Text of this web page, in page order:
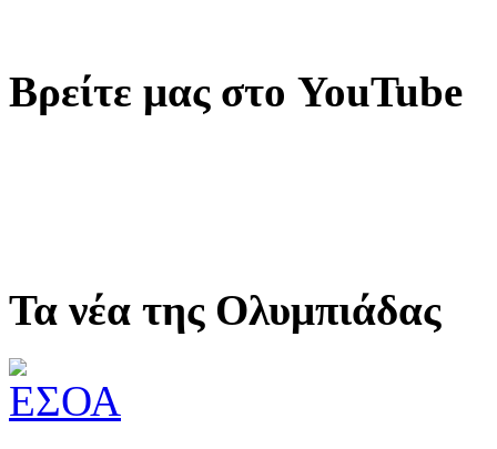
Βρείτε μας στο YouTube
Τα νέα της Ολυμπιάδας